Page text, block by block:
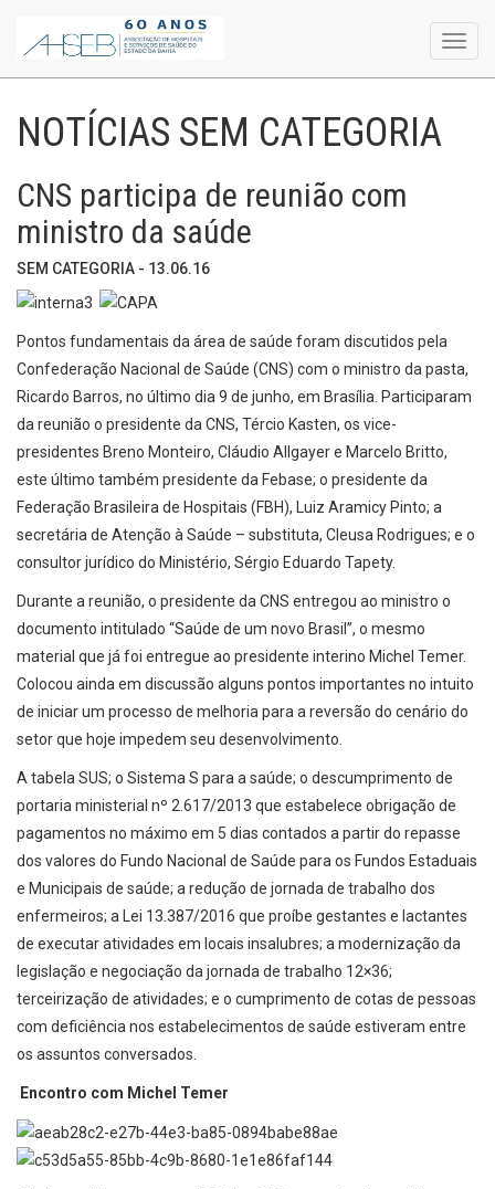
NOTÍCIAS SEM CATEGORIA
CNS participa de reunião com
ministro da saúde
SEM CATEGORIA - 13.06.16
Pontos fundamentais da área de saúde foram discutidos pela
Confederação Nacional de Saúde (CNS) com o ministro da pasta,
Ricardo Barros, no último dia 9 de junho, em Brasília. Participaram
da reunião o presidente da CNS, Tércio Kasten, os vice-
presidentes Breno Monteiro, Cláudio Allgayer e Marcelo Britto,
este último também presidente da Febase; o presidente da
Federação Brasileira de Hospitais (FBH), Luiz Aramicy Pinto; a
secretária de Atenção à Saúde – substituta, Cleusa Rodrigues; e o
consultor jurídico do Ministério, Sérgio Eduardo Tapety.
Durante a reunião, o presidente da CNS entregou ao ministro o
documento intitulado “Saúde de um novo Brasil”, o mesmo
material que já foi entregue ao presidente interino Michel Temer.
Colocou ainda em discussão alguns pontos importantes no intuito
de iniciar um processo de melhoria para a reversão do cenário do
setor que hoje impedem seu desenvolvimento.
A tabela SUS; o Sistema S para a saúde; o descumprimento de
portaria ministerial nº 2.617/2013 que estabelece obrigação de
pagamentos no máximo em 5 dias contados a partir do repasse
dos valores do Fundo Nacional de Saúde para os Fundos Estaduais
e Municipais de saúde; a redução de jornada de trabalho dos
enfermeiros; a Lei 13.387/2016 que proíbe gestantes e lactantes
de executar atividades em locais insalubres; a modernização da
legislação e negociação da jornada de trabalho 12×36;
terceirização de atividades; e o cumprimento de cotas de pessoas
com deficiência nos estabelecimentos de saúde estiveram entre
os assuntos conversados.
Encontro com Michel Temer